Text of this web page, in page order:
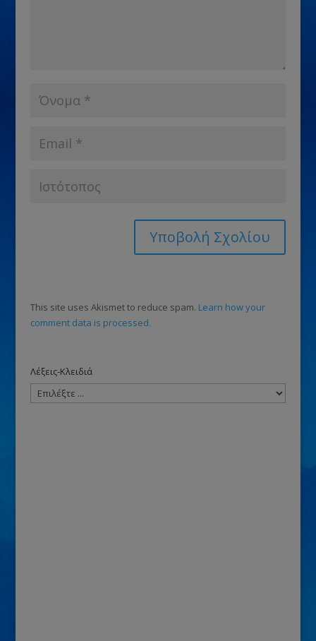
This site uses Akismet to reduce spam. Learn how your
comment data is processed.
Λέξεις-Κλειδιά